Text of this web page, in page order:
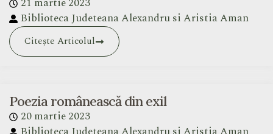
Biblioteca Judeteana Alexandru si Aristia Aman
Citește Articolul
Poezia românească din exil
20 martie 2023